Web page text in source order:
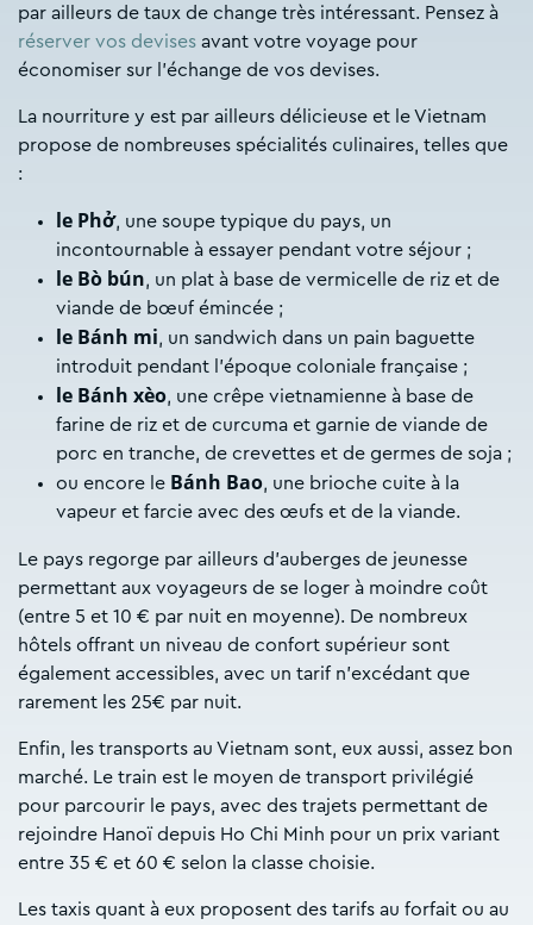
par ailleurs de taux de change très intéressant. Pensez à
réserver vos devises avant votre voyage pour
économiser sur l’échange de vos devises.
La nourriture y est par ailleurs délicieuse et le Vietnam
propose de nombreuses spécialités culinaires, telles que
:
le Phở, une soupe typique du pays, un
incontournable à essayer pendant votre séjour ;
le Bò bún, un plat à base de vermicelle de riz et de
viande de bœuf émincée ;
le Bánh mi, un sandwich dans un pain baguette
introduit pendant l’époque coloniale française ;
le Bánh xèo, une crêpe vietnamienne à base de
farine de riz et de curcuma et garnie de viande de
porc en tranche, de crevettes et de germes de soja ;
ou encore le Bánh Bao, une brioche cuite à la
vapeur et farcie avec des œufs et de la viande.
Le pays regorge par ailleurs d’auberges de jeunesse
permettant aux voyageurs de se loger à moindre coût
(entre 5 et 10 € par nuit en moyenne). De nombreux
hôtels offrant un niveau de confort supérieur sont
également accessibles, avec un tarif n’excédant que
rarement les 25€ par nuit.
Enfin, les transports au Vietnam sont, eux aussi, assez bon
marché. Le train est le moyen de transport privilégié
pour parcourir le pays, avec des trajets permettant de
rejoindre Hanoï depuis Ho Chi Minh pour un prix variant
entre 35 € et 60 € selon la classe choisie.
Les taxis quant à eux proposent des tarifs au forfait ou au